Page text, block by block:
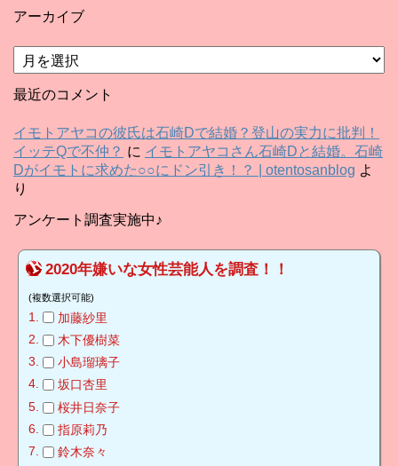
アーカイブ
ア
ー
カ
ブ
最近のコメント
イモトアヤコの彼氏は石崎Dで結婚？登山の実力に批判！
イッテQで不仲？ に イモトアヤコさん石崎Dと結婚。石崎
Dがイモトに求めた○○にドン引き！？ | otentosanblog よ
り
アンケート調査実施中♪
2020年嫌いな女性芸能人を調査！！
(複数選択可能)
加藤紗里
木下優樹菜
小島瑠璃子
坂口杏里
桜井日奈子
指原莉乃
鈴木奈々